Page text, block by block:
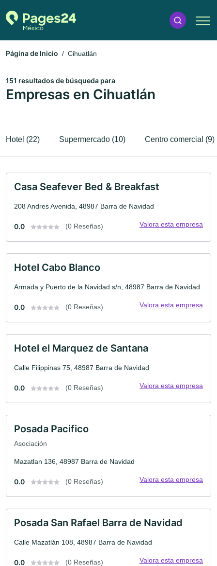
Página de Inicio Cihuatlán
151 resultados de búsqueda para
Empresas en Cihuatlán
Hotel (22) Supermercado (10) Centro comercial (9)
Casa Seafever Bed & Breakfast
208 Andres Avenida, 48987 Barra de Navidad
0.0 (0 Reseñas) Valora esta empresa
Hotel Cabo Blanco
Armada y Puerto de la Navidad s/n, 48987 Barra de Navidad
0.0 (0 Reseñas) Valora esta empresa
Hotel el Marquez de Santana
Calle Filippinas 75, 48987 Barra de Navidad
0.0 (0 Reseñas) Valora esta empresa
Posada Pacifico
Asociación
Mazatlan 136, 48987 Barra de Navidad
0.0 (0 Reseñas) Valora esta empresa
Posada San Rafael Barra de Navidad
Calle Mazatlán 108, 48987 Barra de Navidad
0.0 (0 Reseñas) Valora esta empresa